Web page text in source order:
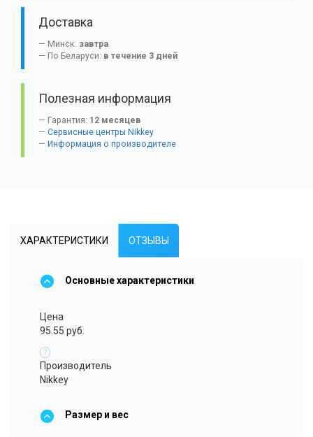
Доставка
Минск: завтра
По Беларуси: в течение 3 дней
Полезная информация
Гарантия: 12 месяцев
Сервисные центры Nikkey
Информация о производителе
ХАРАКТЕРИСТИКИ ОТЗЫВЫ
Основные характеристики
Цена
95.55 руб.
?
Производитель
Nikkey
Размер и вес